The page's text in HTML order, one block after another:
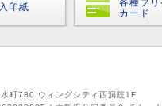
印紙
各種プ
カード
町780 ウィングシティ西洞院1F